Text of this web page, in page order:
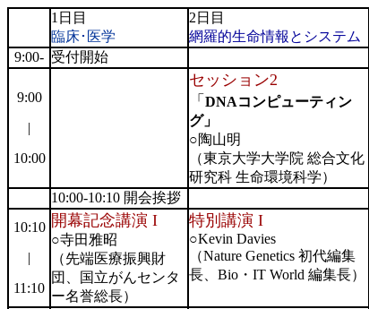
1日目
臨床･医学
2日目
網羅的生命情報とシステム
9:00- 受付開始
9:00
|
10:00
セッション2
「 DNAコンピューティン
グ」
○陶山明
（東京大学大学院 総合文化
研究科 生命環境科学）
10:00-10:10 開会挨拶
10:10
|
11:10
開幕記念講演 I
○寺田雅昭
（先端医療振興財
団、国立がんセンタ
ー名誉総長）
特別講演 I
○Kevin Davies
（Nature Genetics 初代編集
長、Bio・IT World 編集長）